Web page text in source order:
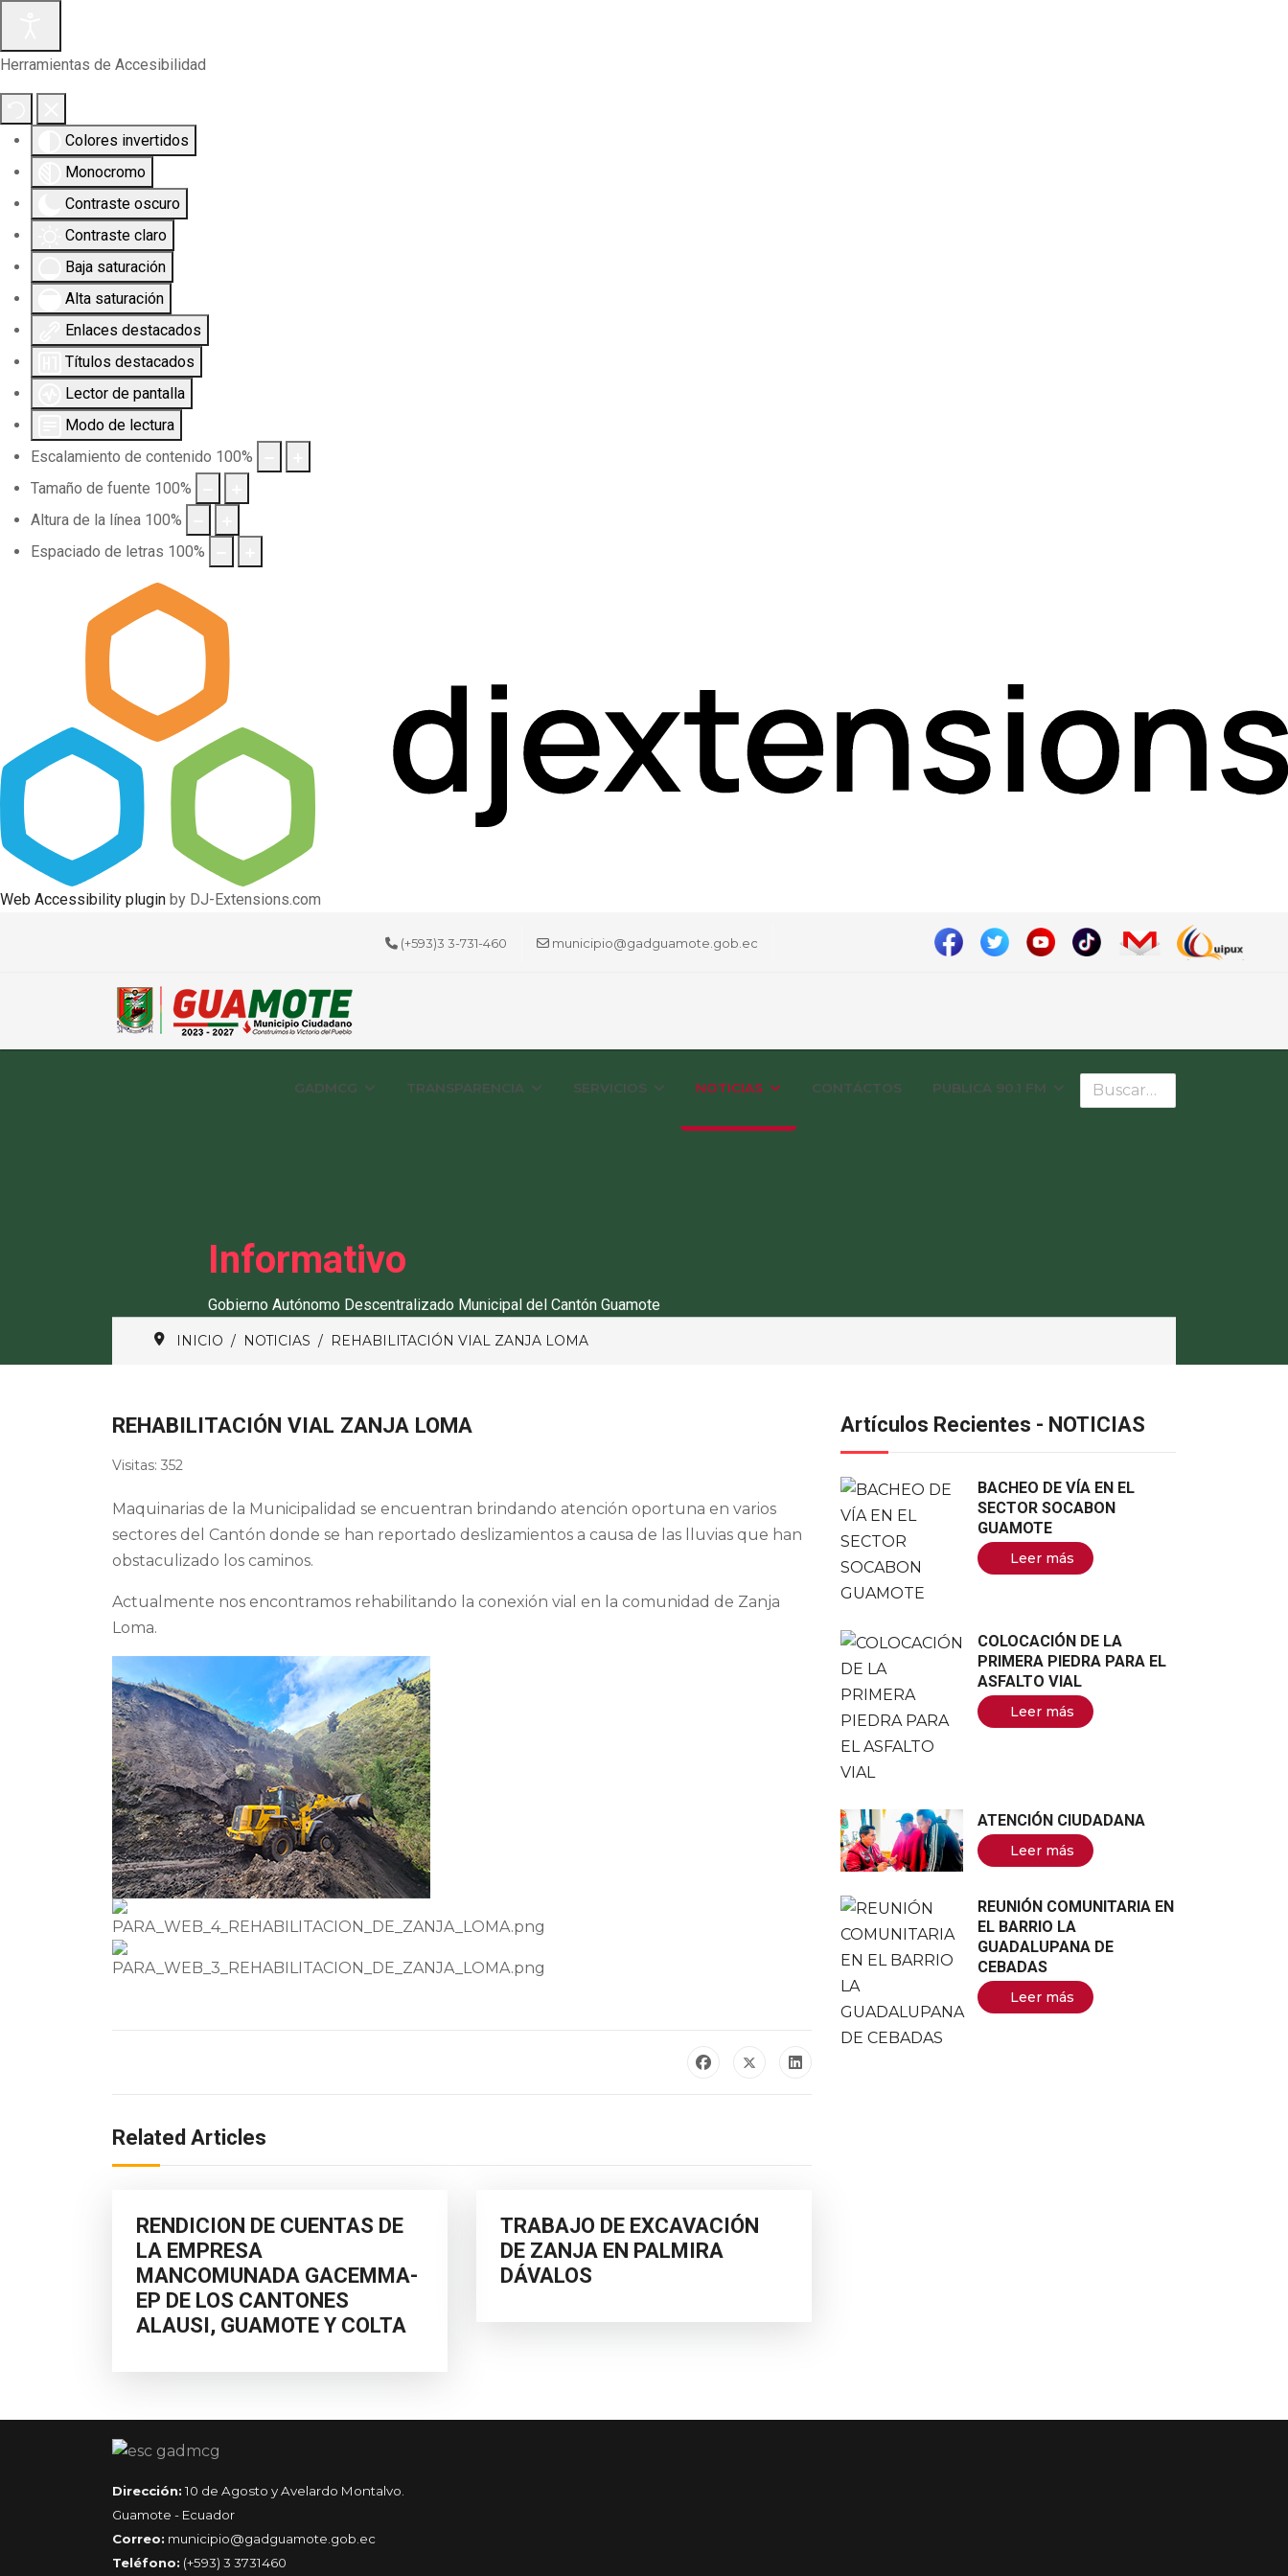
Herramientas de Accesibilidad
Colores invertidos
Monocromo
Contraste oscuro
Contraste claro
Baja saturación
Alta saturación
Enlaces destacados
Títulos destacados
Lector de pantalla
Modo de lectura
Escalamiento de contenido 100%
Tamaño de fuente 100%
Altura de la línea 100%
Espaciado de letras 100%
Web Accessibility plugin by DJ-Extensions.com
(+593)3 3-731-460 municipio@gadguamote.gob.ec
GADMCG TRANSPARENCIA SERVICIOS NOTICIAS CONTÁCTOS PUBLICA 90.1 FM Buscar
Informativo
Gobierno Autónomo Descentralizado Municipal del Cantón Guamote
INICIO NOTICIAS REHABILITACIÓN VIAL ZANJA LOMA
REHABILITACIÓN VIAL ZANJA LOMA
Visitas: 352
Maquinarias de la Municipalidad se encuentran brindando atención oportuna en varios
sectores del Cantón donde se han reportado deslizamientos a causa de las lluvias que han
obstaculizado los caminos.
Actualmente nos encontramos rehabilitando la conexión vial en la comunidad de Zanja
Loma.
Related Articles
RENDICION DE CUENTAS DE
LA EMPRESA
MANCOMUNADA GACEMMA-
EP DE LOS CANTONES
ALAUSI, GUAMOTE Y COLTA
TRABAJO DE EXCAVACIÓN
DE ZANJA EN PALMIRA
DÁVALOS
Artículos Recientes - NOTICIAS
BACHEO DE VÍA EN EL
SECTOR SOCABON
GUAMOTE
Leer más
COLOCACIÓN DE LA
PRIMERA PIEDRA PARA EL
ASFALTO VIAL
Leer más
ATENCIÓN CIUDADANA
Leer más
REUNIÓN COMUNITARIA EN
EL BARRIO LA
GUADALUPANA DE
CEBADAS
Leer más
Dirección:10 de Agosto y Avelardo Montalvo.
Guamote - Ecuador
Correo: municipio@gadguamote.gob.ec
Teléfono: (+593) 3 3731460